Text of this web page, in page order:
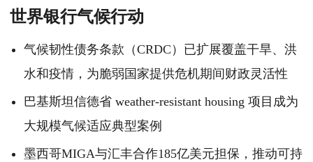
世界银行气候行动
气候韧性债务条款（CRDC）已扩展覆盖干旱、洪
水和疫情，为脆弱国家提供危机期间财政灵活性
巴基斯坦信德省 weather-resistant housing 项目成为
大规模气候适应典型案例
墨西哥MIGA与汇丰合作185亿美元担保，推动可持